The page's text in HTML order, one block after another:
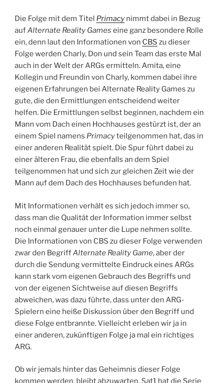
Die Folge mit dem Titel Primacy nimmt dabei in Bezug
aufAlternate Reality Games eine ganz besondere Rolle
ein, denn laut den Informationen von CBS zu dieser
Folge werden Charly, Don und sein Team das erste Mal
auch in der Welt der ARGs ermitteln. Amita, eine
Kollegin und Freundin von Charly, kommen dabei ihre
eigenen Erfahrungen bei Alternate Reality Games zu
gute, die den Ermittlungen entscheidend weiter
helfen. Die Ermittlungen selbst beginnen, nachdem ein
Mann vom Dach einen Hochhauses gestürzt ist, der an
einem Spiel namens Primacyteilgenommen hat, das in
einer anderen Realität spielt. Die Spur führt dabei zu
einer älteren Frau, die ebenfalls an dem Spiel
teilgenommen hat und sich zur gleichen Zeit wie der
Mann auf dem Dach des Hochhauses befunden hat.
Mit Informationen verhält es sich jedoch immer so,
dass man die Qualität der Information immer selbst
noch einmal genauer unter die Lupe nehmen sollte.
Die Informationen von CBS zu dieser Folge verwenden
zwar den BegriffAlternate Reality Game, aber der
durch die Sendung vermittelte Eindruck eines ARGs
kann stark vom eigenen Gebrauch des Begriffs und
von der eigenen Sichtweise auf diesen Begriffs
abweichen, was dazu führte, dass unter den ARG-
Spielern eine heiße Diskussion über den Begriff und
diese Folge entbrannte. Vielleicht erleben wir ja in
einer anderen, zukünftigen Folge ja mal ein richtiges
ARG.
Ob wir jemals hinter das Geheimnis dieser Folge
kommen werden, bleibt abzuwarten. Sat1 hat die Serie